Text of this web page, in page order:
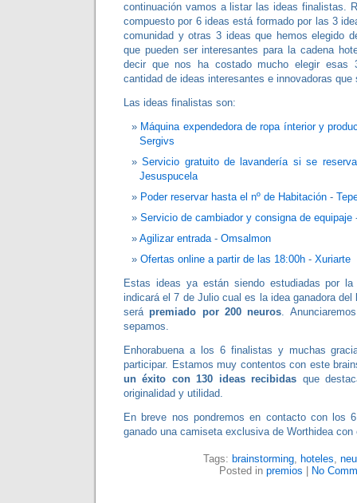
continuación vamos a listar las ideas finalistas.
compuesto por 6 ideas está formado por las 3
comunidad y otras 3 ideas que hemos elegido
que pueden ser interesantes para la cadena
decir que nos ha costado mucho elegir esas
cantidad de ideas interesantes e innovadoras que
Las ideas finalistas son:
Máquina expendedora de ropa ínterior y
Sergivs
Servicio gratuito de lavandería si se
Jesuspucela
Poder reservar hasta el nº de Habitación -
Servicio de cambiador y consigna de equipaje
Agilizar entrada- Omsalmon
Ofertas online a partir de las 18:00h - Xuriarte
Estas ideas ya están siendo estudiadas por
indicará el 7 de Julio cual es la idea ganadora
serápremiado por 200 neuros.
sepamos.
Enhorabuena a los 6 finalistas y muchas
participar. Estamos muy contentos con este
un éxito con 130 ideas recibidas que
originalidad y utilidad.
En breve nos pondremos en contacto con los
ganado una camiseta exclusiva de Worthidea
Tags: brainstorming, hoteles,
Posted in premios No